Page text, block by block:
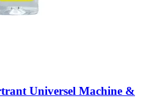
Universel Machine &